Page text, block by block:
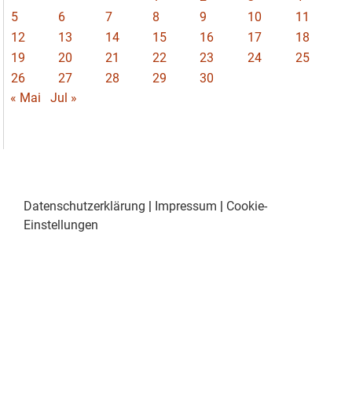
5
6 7 8 9 10
11
12
13 14 15 16 17
18
19
20 21 22 23 24
25
26
27 28 29
30
« Mai
Jul »
Datenschutzerklärung | Impressum | Cookie-
Einstellungen